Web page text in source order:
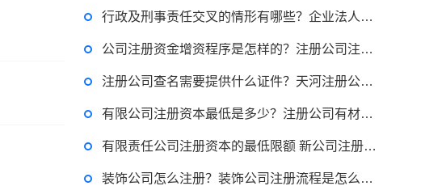
律师回答区
行政及刑事责任交叉的情形有哪些？企业法人法定代表人登记管理规定是什么？
公司注册资金增资程序是怎样的？注册公司注册资本最低多少？
注册公司查名需要提供什么证件？天河注册公司注册流程是什么？
有限公司注册资本最低是多少？注册公司有材料都需要哪些？
有限责任公司注册资本的最低限额 新公司注册资金的要求的规定是怎样的？
装饰公司怎么注册？装饰公司注册流程是怎么规定的？